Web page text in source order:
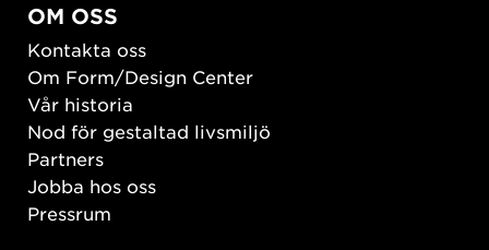
OM OSS
Kontakta oss
Om Form/Design Center
Vår historia
Nod för gestaltad livsmiljö
Partners
Jobba hos oss
Pressrum